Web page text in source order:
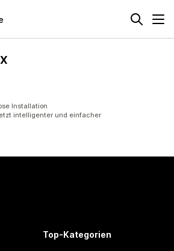
Installation
intelligenter und einfacher
Top-Kategorien